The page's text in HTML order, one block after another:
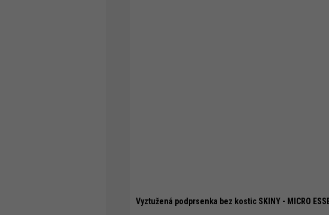
Vyztužená podprsenka bez kostic SKINY - MICRO